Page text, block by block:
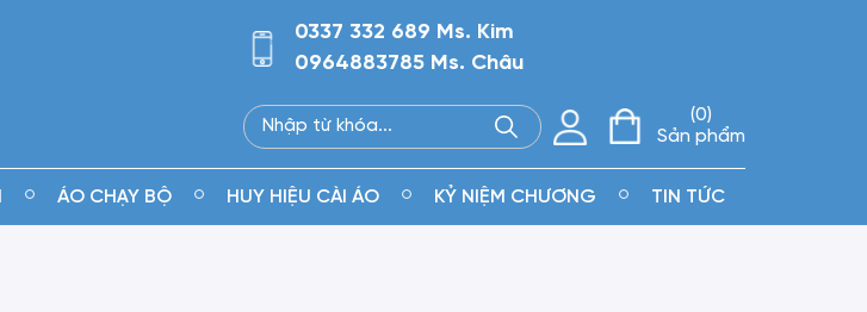
0337 332 689 Ms. Kim
0964883785 Ms. Châu
0
Sản phẩm
ÁO CHẠY BỘ HUY HIỆU CÀI ÁO KỶ NIỆM CHƯƠNG TIN TỨC